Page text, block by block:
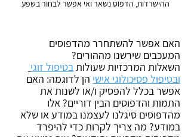
ההישרדות, הדפוס נשאר ואי אפשר לבחור בשפע
האם אפשר להשתחרר מהדפוסים
המעכבים שירשנו מההורים?
השאלות המרכזיות שעולות בטיפול זוגי
ובטיפול פסיכולוגי אישי הן לדוגמה: האם
אפשר בכלל להפסיק ו/או לשנות את
התמות והדפוסים הבין דוריים? אלו
מהדפוסים סיגלנו לעצמנו במודע או שלא
במודע? מה צריך לקרות כדי להיפרד